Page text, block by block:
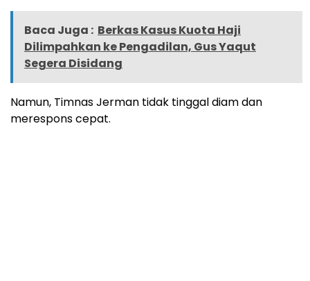
Baca Juga : Berkas Kasus Kuota Haji
Dilimpahkan ke Pengadilan, Gus Yaqut
Segera Disidang
Namun, Timnas Jerman tidak tinggal diam dan
merespons cepat.